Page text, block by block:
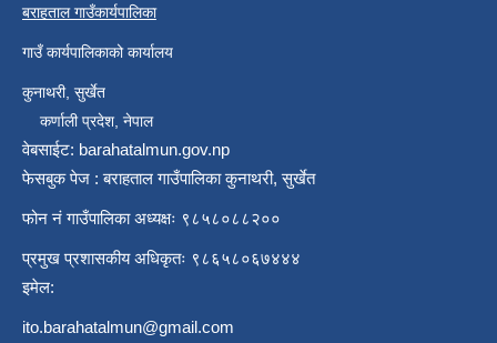
बराहताल गाउँकार्यपालिका
गाउँ कार्यपालिकाको कार्यालय
कुनाथरी, सुर्खेत
कर्णाली प्रदेश, नेपाल
वेबसाईट: barahatalmun.gov.np
फेसबुक पेज : बराहताल गाउँपालिका कुनाथरी, सुर्खेत
फोन नं गाउँपालिका अध्यक्षः ९८५८०८८२००
प्रमुख प्रशासकीय अधिकृतः ९८६५८०६७४४४
इमेल:
ito.barahatalmun@gmail.com